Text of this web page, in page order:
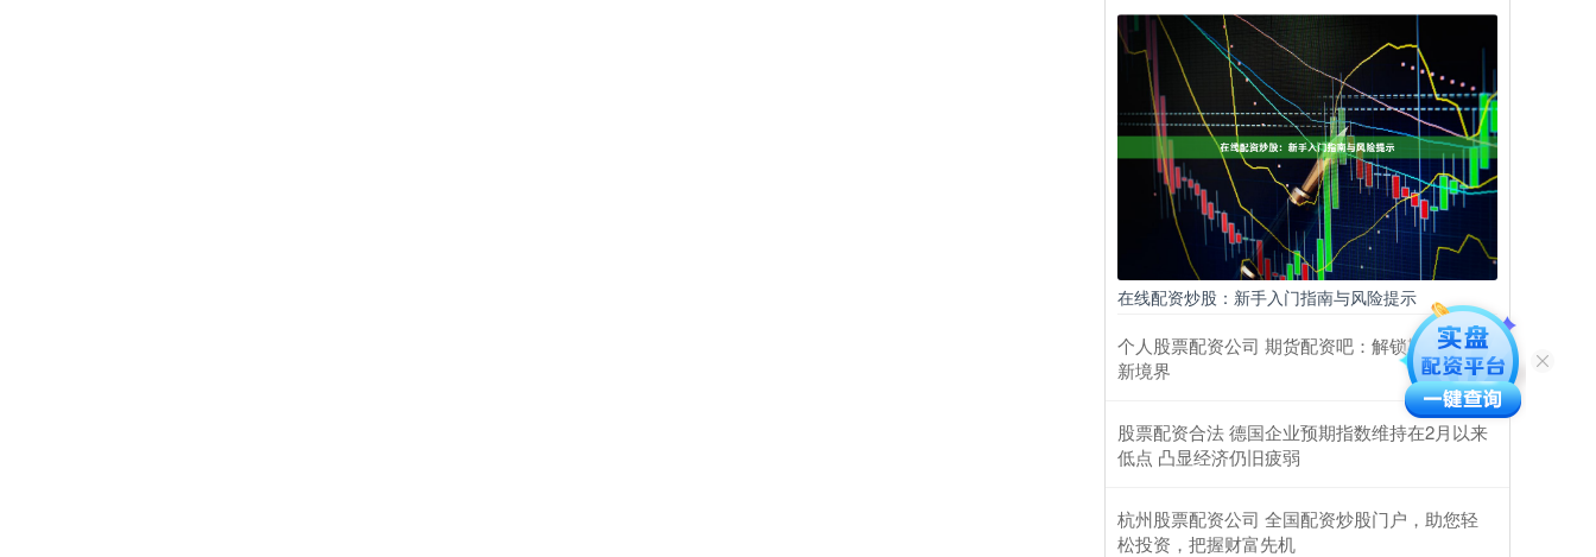
在线配资炒股：新手入门指南与风险提示
个人股票配资公司 期货配资吧：解锁期货投资
新境界
股票配资合法 德国企业预期指数维持在2月以来
低点 凸显经济仍旧疲弱
杭州股票配资公司 全国配资炒股门户，助您轻
松投资，把握财富先机